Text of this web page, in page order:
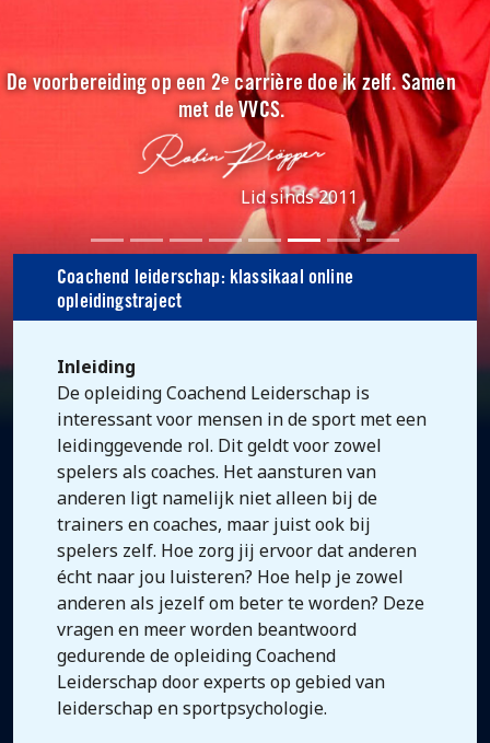
De voorbereiding op een 2ᵉ carrière doe ik zelf. Samen
met de VVCS.
Lid sinds 2011
Coachend leiderschap: klassikaal online
opleidingstraject
Inleiding
De opleiding Coachend Leiderschap is
interessant voor mensen in de sport met een
leidinggevende rol. Dit geldt voor zowel
spelers als coaches. Het aansturen van
anderen ligt namelijk niet alleen bij de
trainers en coaches, maar juist ook bij
spelers zelf. Hoe zorg jij ervoor dat anderen
écht naar jou luisteren? Hoe help je zowel
anderen als jezelf om beter te worden? Deze
vragen en meer worden beantwoord
gedurende de opleiding Coachend
Leiderschap door experts op gebied van
leiderschap en sportpsychologie.